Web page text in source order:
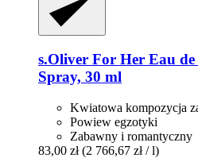
s.Oliver For Her Eau
Spray, 30 ml
Kwiatowa kompozycja
Powiew egzotyki
Zabawny i romantyczny
83,00 zł (2 766,67 zł / l)